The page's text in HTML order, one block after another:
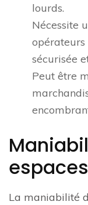
lourds.
Nécessite
opérateurs
sécurisée
Peut être
La maniabilité